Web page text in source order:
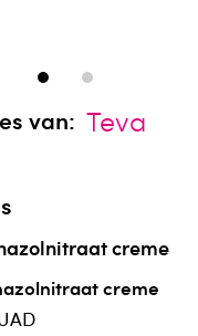
van: Teva
creme
creme